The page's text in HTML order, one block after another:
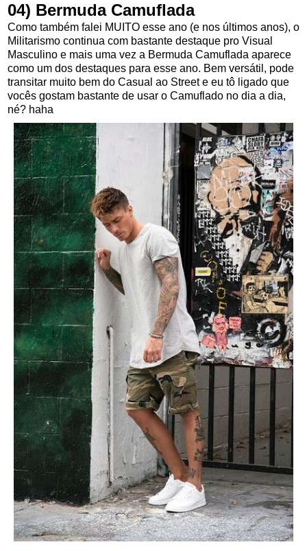
04) Bermuda Camuflada
Como também falei MUITO esse ano (e nos últimos anos), o
Militarismo continua com bastante destaque pro Visual
Masculino e mais uma vez a Bermuda Camuflada aparece
como um dos destaques para esse ano. Bem versátil, pode
transitar muito bem do Casual ao Street e eu tô ligado que
vocês gostam bastante de usar o Camuflado no dia a dia,
né? haha